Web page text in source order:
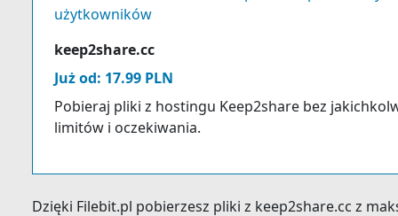
użytkowników
keep2share.cc
Już od: 17.99 PLN
Pobieraj pliki z hostingu Keep2share bez
limitów i oczekiwania.
Dzięki Filebit.pl pobierzesz pliki z keep2share.cc z